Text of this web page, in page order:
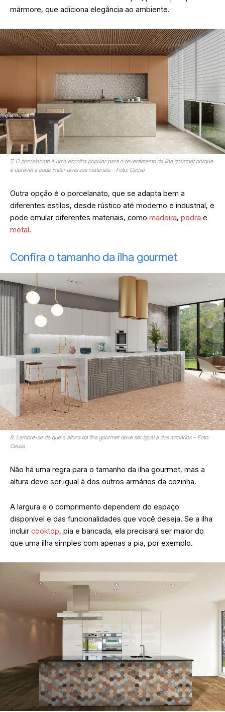
mármore, que adiciona elegância ao ambiente.
7. O porcelanato é uma escolha popular para o revestimento da ilha gourmet porque
é durável e pode imitar diversos materiais – Foto: Ceusa
Outra opção é o porcelanato, que se adapta bem a
diferentes estilos, desde rústico até moderno e industrial, e
pode emular diferentes materiais, como madeira, pedra e
metal.
Confira o tamanho da ilha gourmet
8. Lembre-se de que a altura da ilha gourmet deve ser igual à dos armários – Foto:
Ceusa
Não há uma regra para o tamanho da ilha gourmet, mas a
altura deve ser igual à dos outros armários da cozinha.
A largura e o comprimento dependem do espaço
disponível e das funcionalidades que você deseja. Se a ilha
incluir cooktop, pia e bancada, ela precisará ser maior do
que uma ilha simples com apenas a pia, por exemplo.